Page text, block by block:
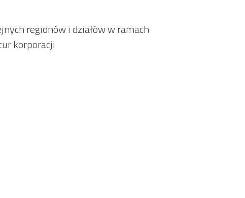
regionów i działów w ramach
korporacji